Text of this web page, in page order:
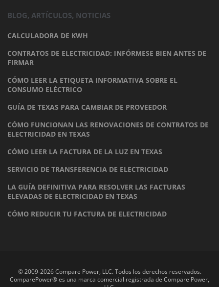
BLOG, ARTÍCULOS, NOTICIAS
CALCULADORA DE KWH
CONTRATOS DE ELECTRICIDAD: INFÓRMESE BIEN ANTES DE
FIRMAR
CÓMO LEER LA ETIQUETA INFORMATIVA SOBRE EL
CONSUMO ELÉCTRICO
GUÍA DE TEXAS PARA CAMBIAR DE PROVEEDOR
CÓMO FUNCIONAN LAS RENOVACIONES DE CONTRATOS DE
ELECTRICIDAD EN TEXAS
CÓMO LEER LA FACTURA DE LA LUZ EN TEXAS
SERVICIO DE TRANSFERENCIA DE ELECTRICIDAD
LA GUÍA DEFINITIVA PARA RESOLVER LAS FACTURAS
ELEVADAS DE ELECTRICIDAD EN TEXAS
CÓMO REDUCIR TU FACTURA DE ELECTRICIDAD
© 2009-2026 Compare Power, LLC. Todos los derechos reservados.
ComparePower® es una marca comercial registrada de Compare Power,